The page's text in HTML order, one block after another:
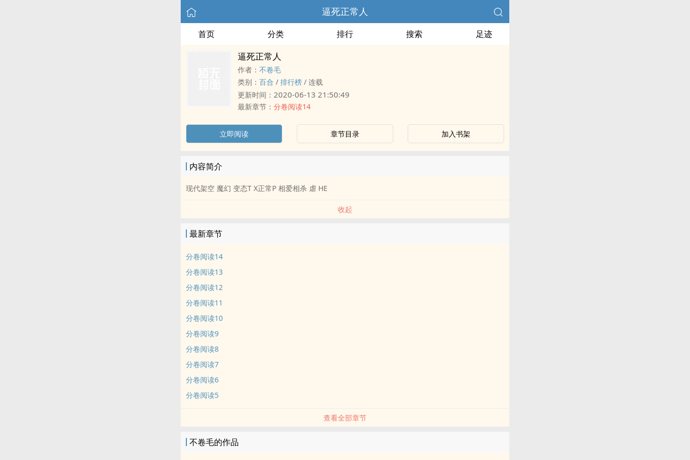
逼死正常人
首页 分类 排行 搜索 足迹
逼死正常人
作者： 不卷毛
类别： 百合 / 排行榜 / 连载
更新时间： 2020-06-13 21:50:49
最新章节： 分卷阅读14
立即阅读 章节目录 加入书架
内容简介
现代架空 魔幻 变态T X正常P 相爱相杀 虐 HE
收起
最新章节
分卷阅读14
分卷阅读13
分卷阅读12
分卷阅读11
分卷阅读10
分卷阅读9
分卷阅读8
分卷阅读7
分卷阅读6
分卷阅读5
查看全部章节
不卷毛的作品